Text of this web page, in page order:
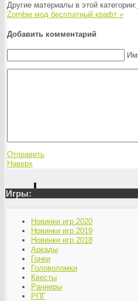
Другие материалы в этой категории:
Zombie мод бесплатный крафт »
Добавить комментарий
Отправить
Наверх
Игры:
Новинки игр 2020
Новинки игр 2019
Новинки игр 2018
Аркады
Гонки
Головоломки
Квесты
Раннеры
РПГ